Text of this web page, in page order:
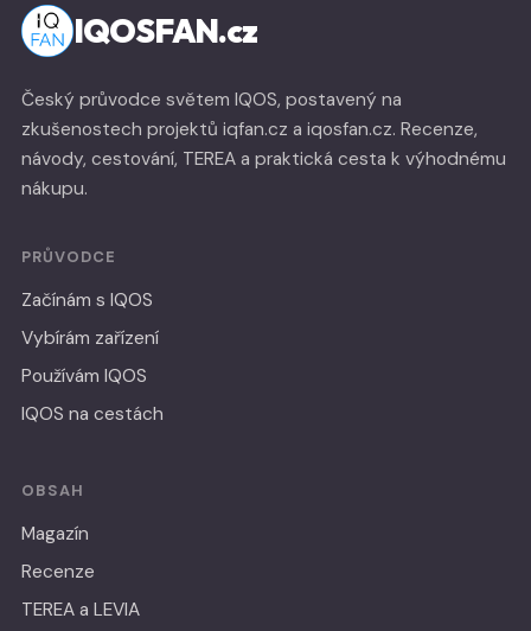
IQOSFAN.cz
Český průvodce světem IQOS, postavený na
zkušenostech projektů iqfan.cz a iqosfan.cz. Recenze,
návody, cestování, TEREA a praktická cesta k výhodnému
nákupu.
PRŮVODCE
Začínám s IQOS
Vybírám zařízení
Používám IQOS
IQOS na cestách
OBSAH
Magazín
Recenze
TEREA a LEVIA